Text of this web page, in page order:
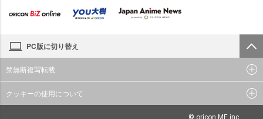
PC版に切り替え
禁無断複写転載
クッキーの使用について
© oricon ME inc.